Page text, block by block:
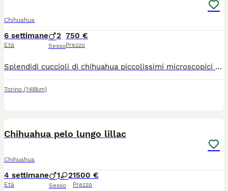
Chihuahua
6 settimane
Età
2
Sesso
750 €
Prezzo
Splendidi cuccioli di chihuahua piccolissimi microscopici rimarranno molto piccoli intorno a 1,2 kg genitori visibili entrambi di mia proprietà sono due maschietti verranno consegnati al compimento dei 60gg con ciclo sverminazioni vaccino microchip passaggio di proprietà libretto sanitario contatto telefonico 379 1459776
Torino (148km)
Chihuahua pelo lungo lillac
Chihuahua
4 settimane
Età
1 2
Sesso
1500 €
Prezzo